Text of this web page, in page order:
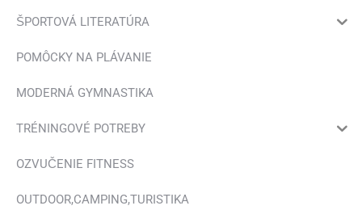
ŠPORTOVÁ LITERATÚRA
POMÔCKY NA PLÁVANIE
MODERNÁ GYMNASTIKA
TRÉNINGOVÉ POTREBY
OZVUČENIE FITNESS
OUTDOOR,CAMPING,TURISTIKA